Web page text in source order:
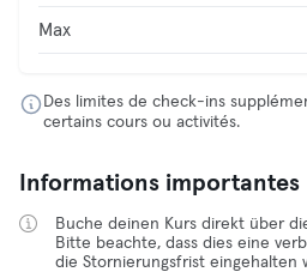
Max
Des limites de check-ins
certains cours ou activités.
Informations importantes
Buche deinen Kurs direkt über
Bitte beachte, dass dies eine
die Stornierungsfrist eingehalten